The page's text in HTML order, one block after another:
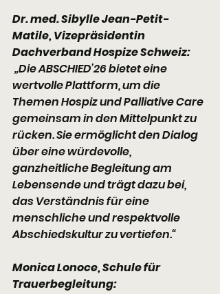
Dr. med. Sibylle Jean-Petit-
Matile, Vizepräsidentin
Dachverband Hospize Schweiz:
„Die ABSCHIED’26 bietet eine
wertvolle Plattform, um die
Themen Hospiz und Palliative Care
gemeinsam in den Mittelpunkt zu
rücken. Sie ermöglicht den Dialog
über eine würdevolle,
ganzheitliche Begleitung am
Lebensende und trägt dazu bei,
das Verständnis für eine
menschliche und respektvolle
Abschiedskultur zu vertiefen.“
Monica Lonoce, Schule für
Trauerbegleitung: